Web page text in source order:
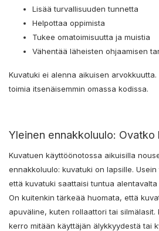
Lisää turvallisuuden tunnetta
Helpottaa oppimista
Tukee omatoimisuutta ja muistia
Vähentää läheisten ohjaamisen
Kuvatuki ei alenna aikuisen
toimia itsenäisemmin omassa kodissa.
Yleinen ennakkoluulo: Ovatko
Kuvatuen käyttöönotossa aikuisilla
ennakkoluulo: kuvatuki on lapsille.
että kuvatuki saattaisi tuntua alentavalta
On kuitenkin tärkeää huomata, että
apuväline, kuten rollaattori tai silmälasit.
kerro mitään käyttäjän älykkyydestä tai